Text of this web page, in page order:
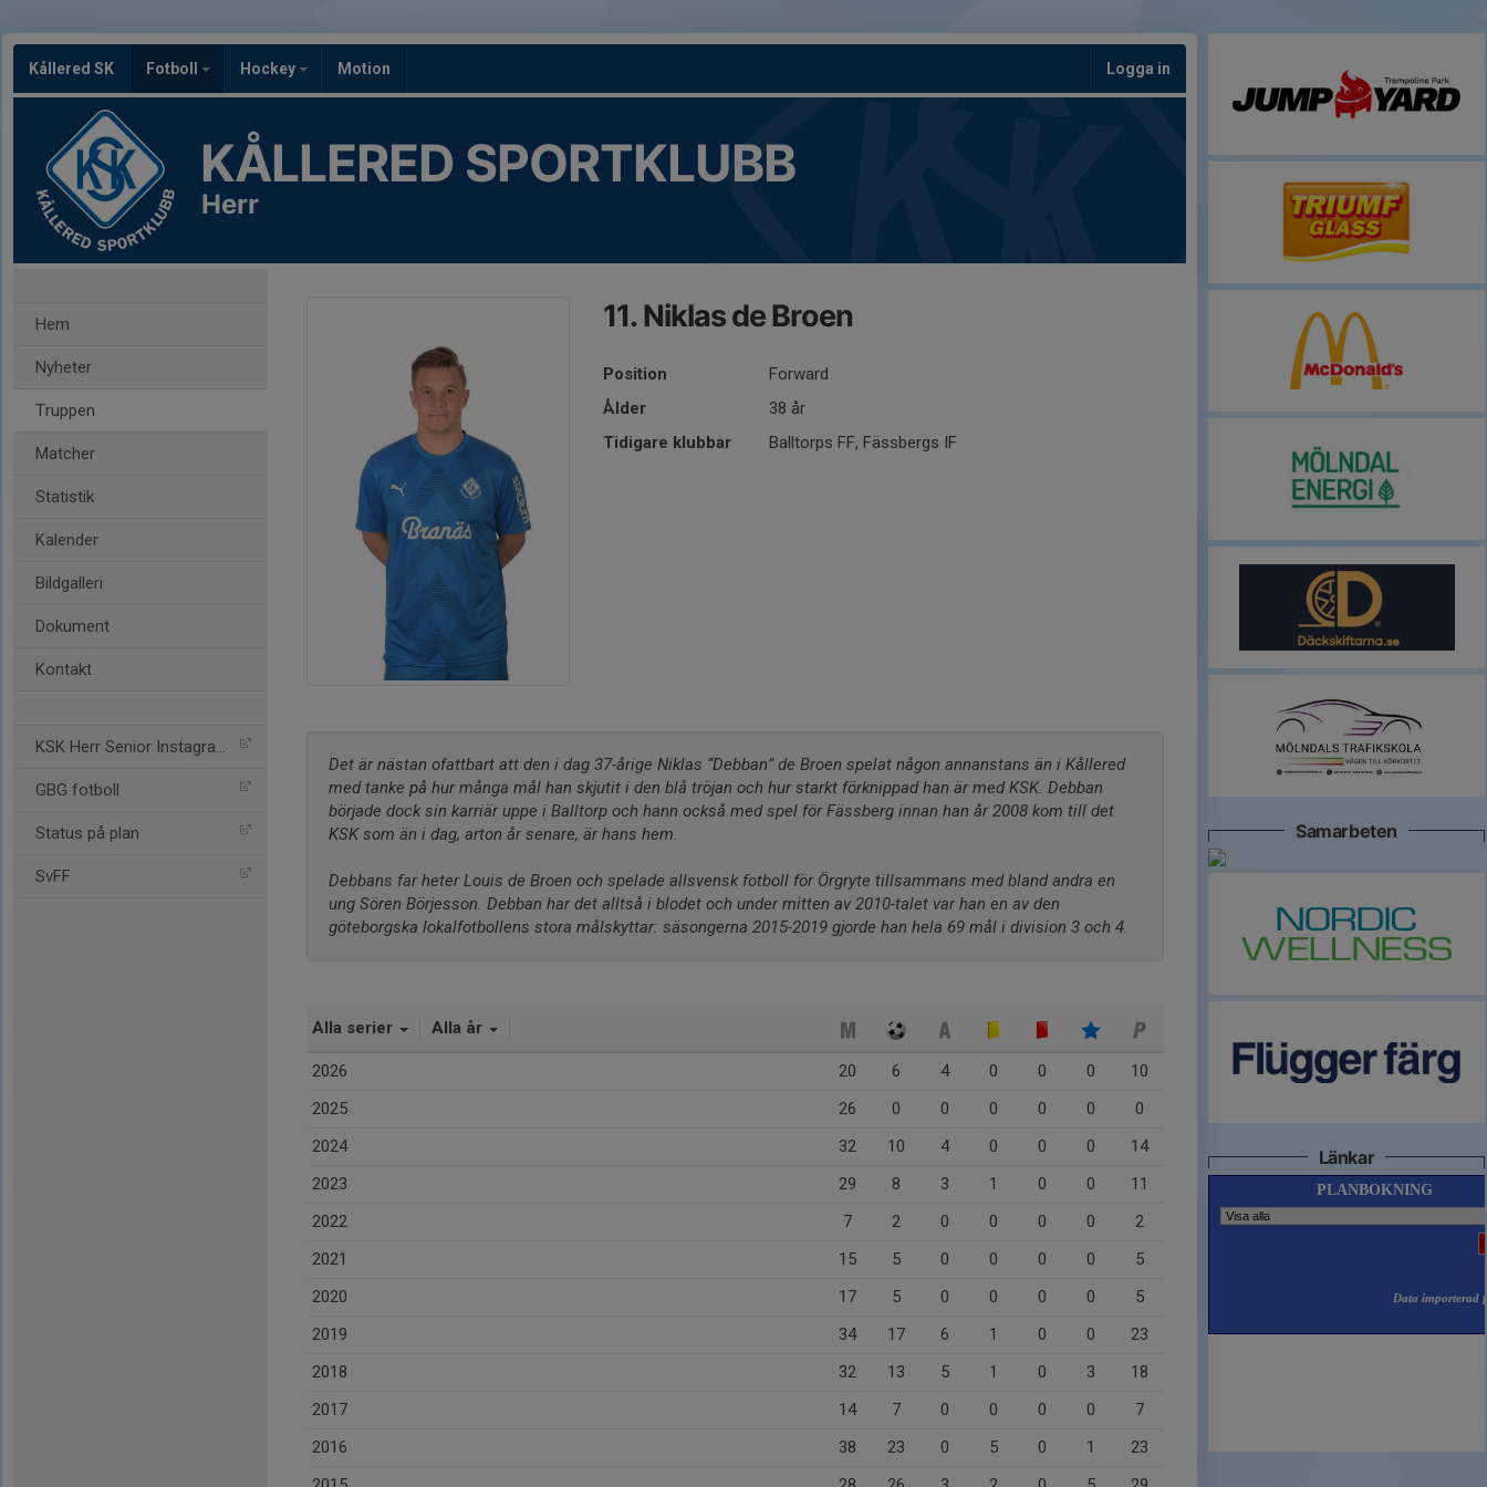
Kållered SK Fotboll Hockey Motion Logga in
KÅLLERED SPORTKLUBB
Herr
Hem
Nyheter
Truppen
Matcher
Statistik
Kalender
Bildgalleri
Dokument
Kontakt
KSK Herr Senior Instagram
GBG fotboll
Status på plan
SvFF
11. Niklas de Broen
Position
Forward
Ålder
38 år
Tidigare klubbar
Balltorps FF, Fässbergs IF
Det är nästan ofattbart att den i dag 37-årige Niklas “Debban” de Broen spelat någon annanstans än i Kållered
med tanke på hur många mål han skjutit i den blå tröjan och hur starkt förknippad han är med KSK. Debban
började dock sin karriär uppe i Balltorp och hann också med spel för Fässberg innan han år 2008 kom till det
KSK som än i dag, arton år senare, är hans hem.
Debbans far heter Louis de Broen och spelade allsvensk fotboll för Örgryte tillsammans med bland andra en
ung Sören Börjesson. Debban har det alltså i blodet och under mitten av 2010-talet var han en av den
göteborgska lokalfotbollens stora målskyttar: säsongerna 2015-2019 gjorde han hela 69 mål i division 3 och 4.
Alla serier Alla år
2026 20 6 4 0 0 0
10
2025
26 0 0 0 0 0
0
2024
32 10 4 0 0 0
14
2023
29 8 3 1 0 0
11
2022
7 2 0 0 0 0
2
2021
15 5 0 0 0 0
5
2020
17 5 0 0 0 0
5
2019
34 17 6 1 0 0
23
2018
32 13 5 1 0 3
18
2017
14 7 0 0 0 0
7
2016
38 23 0 5 0 1
23
Samarbeten
Länkar